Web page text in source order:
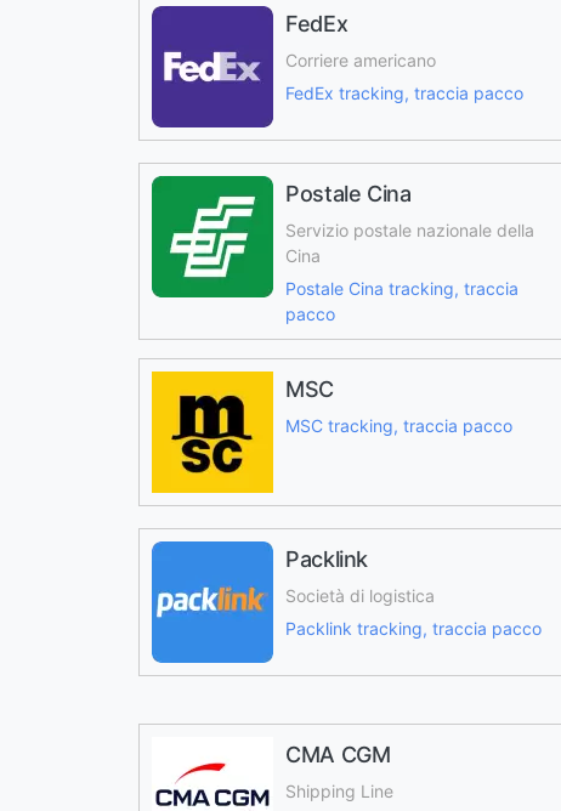
FedEx
Corriere americano
FedEx tracking, traccia pacco
Postale Cina
Servizio postale nazionale della
Cina
Postale Cina tracking, traccia
pacco
MSC
MSC tracking, traccia pacco
Packlink
Società di logistica
Packlink tracking, traccia pacco
CMA CGM
Shipping Line